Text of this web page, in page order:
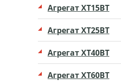
Агрегат ХТ15ВТ
Агрегат ХТ25ВТ
Агрегат ХТ40ВТ
Агрегат ХТ60ВТ